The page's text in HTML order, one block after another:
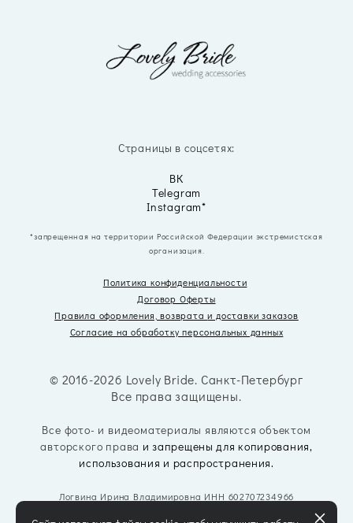
Страницы в соцсетях:
ВК
Telegram
Instagram*
*запрещенная на территории Российской Федерации экстремистская
организация.
Политика конфиденциальности
Договор Оферты
Правила оформления, возвратаи доставки заказов
Согласие на обработку персональных данных
© 2016-2026 Lovely Bride. Санкт-Петербург
Все права защищены.
Все фото- и видеоматериалы являются объектом
авторского права и запрещены для копирования,
использования и распространения.
Логвина Ирина Владимировна ИНН 602707234966